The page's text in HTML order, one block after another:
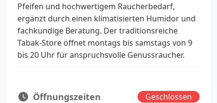
Pfeifen und hochwertigem Raucherbedarf,
ergänzt durch einen klimatisierten Humidor und
fachkundige Beratung. Der traditionsreiche
Tabak-Store öffnet montags bis samstags von 9
bis 20 Uhr für anspruchsvolle Genussraucher.
Öffnungszeiten Geschlossen